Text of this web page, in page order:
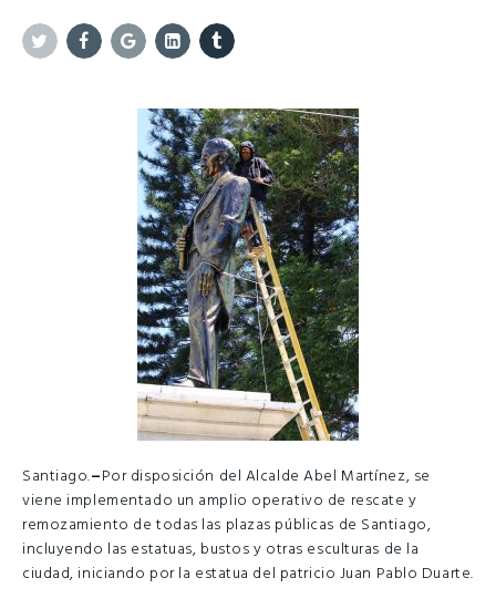
Santiago.–Por disposición del Alcalde Abel Martínez, se
viene implementado un amplio operativo de rescate y
remozamiento de todas las plazas públicas de Santiago,
incluyendo las estatuas, bustos y otras esculturas de la
ciudad, iniciando por la estatua del patricio Juan Pablo Duarte.